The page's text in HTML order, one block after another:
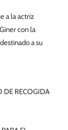
a la actriz
con la
a su
DE RECOGIDA